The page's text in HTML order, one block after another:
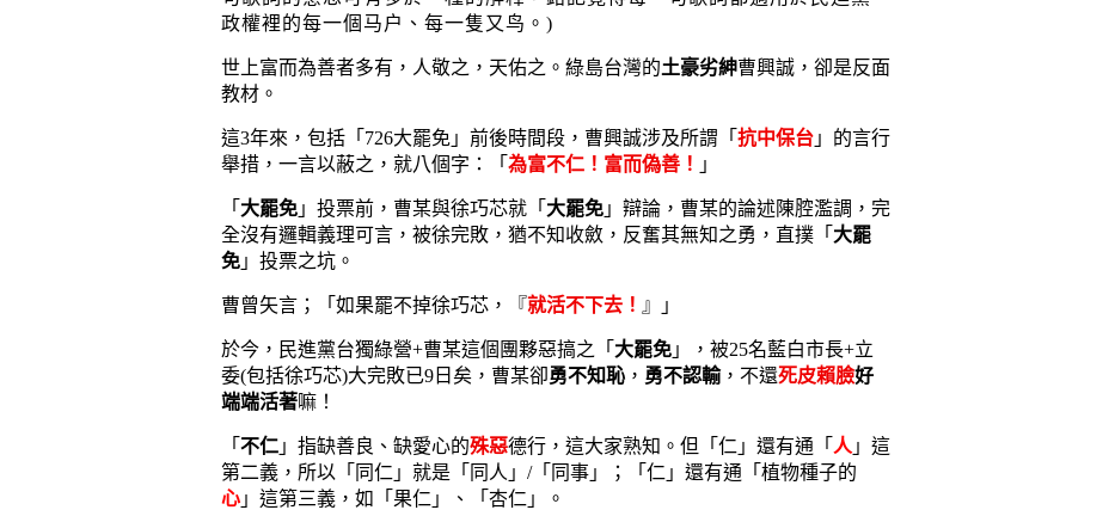
政權裡的每一個马户、每一隻又鸟。 )
世上富而為善者多有，人敬之，天佑之。綠島台灣的土豪劣紳曹興誠，卻是反面
教材。
這3年來，包括「726大罷免」前後時間段，曹興誠涉及所謂「 抗中保台 」的言行
舉措，一言以蔽之，就八個字：「 為富不仁！富而偽善！ 」
「 大罷免 」投票前，曹某與徐巧芯就「 大罷免 」辯論，曹某的論述陳腔濫調，完
全沒有邏輯義理可言，被徐完敗，猶不知收斂，反奮其無知之勇，直撲「 大罷
免 」投票之坑。
曹曾矢言；「如果罷不掉徐巧芯，『就活不下去！ 』」
於今，民進黨台獨綠營+曹某這個團夥惡搞之「 大罷免 」，被25名藍白市長+立
委(包括徐巧芯)大完敗已9日矣，曹某卻勇不知恥 ， 勇不認輸，不還死皮賴臉好
端端活著嘛！
「 不仁 」指缺善良、缺愛心的殊惡德行，這大家熟知。但「仁」還有通「 人 」這
第二義，所以「同仁」就是「同人」/「同事」；「仁」還有通「植物種子的
心 」這第三義，如「果仁」、「杏仁」。